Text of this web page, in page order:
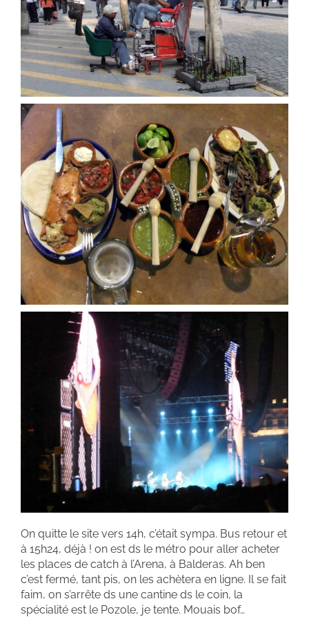
On quitte le site vers 14h, c’était sympa. Bus retour et
à 15h24, déjà ! on est ds le métro pour aller acheter
les places de catch à l’Arena, à Balderas. Ah ben
c’est fermé, tant pis, on les achètera en ligne. Il se fait
faim, on s’arrête ds une cantine ds le coin, la
spécialité est le Pozole, je tente. Mouais bof…